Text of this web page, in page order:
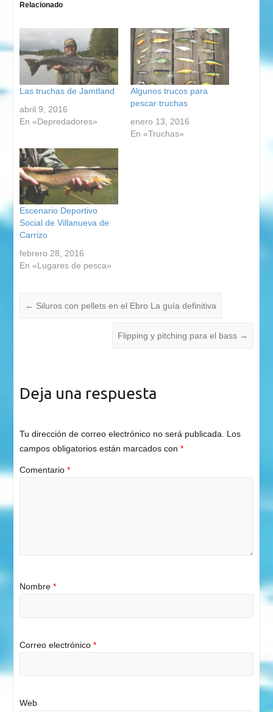
Relacionado
Las truchas de Jamtland
abril 9, 2016
En «Depredadores»
Algunos trucos para
pescar truchas
enero 13, 2016
En «Truchas»
Escenario Deportivo
Social de Villanueva de
Carrizo
febrero 28, 2016
En «Lugares de pesca»
← Siluros con pellets en el Ebro La guía definitiva
Flipping y pitching para el bass →
Deja una respuesta
Tu dirección de correo electrónico no será publicada.
Los
campos obligatorios están marcados con *
Comentario *
Nombre *
Correo electrónico *
Web